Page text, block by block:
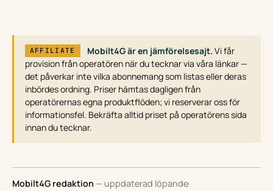
AFFILIATE Mobilt4G är en jämförelsesajt. Vi får
provision från operatören när du tecknar via våra länkar —
det påverkar inte vilka abonnemang som listas eller deras
inbördes ordning. Priser hämtas dagligen från
operatörernas egna produktflöden; vi reserverar oss för
informationsfel. Bekräfta alltid priset på operatörens sida
innan du tecknar.
Mobilt4G redaktion — uppdaterad löpande·